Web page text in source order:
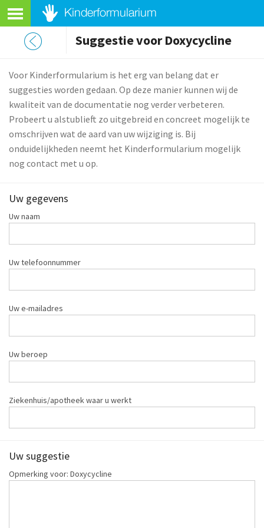
Suggestie voor Doxycycline
Voor Kinderformularium is het erg van belang dat er
suggesties worden gedaan. Op deze manier kunnen wij de
kwaliteit van de documentatie nog verder verbeteren.
Probeert u alstublieft zo uitgebreid en concreet mogelijk te
omschrijven wat de aard van uw wijziging is. Bij
onduidelijkheden neemt het Kinderformularium mogelijk
nog contact met u op.
Uw gegevens
Uw naam
Uw telefoonnummer
Uw e-mailadres
Uw beroep
Ziekenhuis/apotheek waar u werkt
Uw suggestie
Opmerking voor: Doxycycline